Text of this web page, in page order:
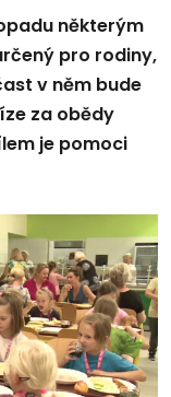
některým
pro rodiny,
v něm bude
za obědy
je pomoci